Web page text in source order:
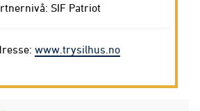
SIF Patriot
www.trysilhus.no